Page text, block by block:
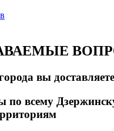
вы
по всему